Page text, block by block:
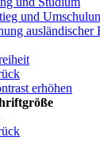
und
ausländischer
erhöhen